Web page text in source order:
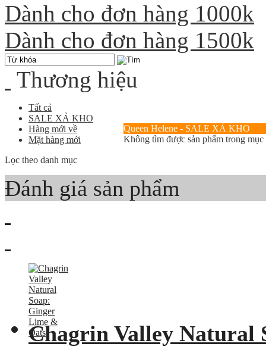
Dành cho đơn hàng 1000k
Dành cho đơn hàng 1500k
Thương hiệu
Tất cả
SALE XẢ KHO
Hàng mới về
Mặt hàng mới
Lọc theo danh mục
Queen Helene - SALE XẢ KHO
Không tìm được sản phẩm trong mục
Đánh giá sản phẩm
Chagrin Valley Natural